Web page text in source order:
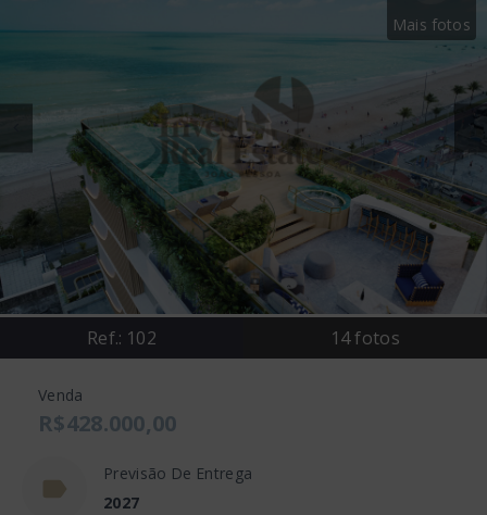
Mais fotos
Ref.: 102 14fotos
Venda
R$428.000,00
Previsão De Entrega
2027